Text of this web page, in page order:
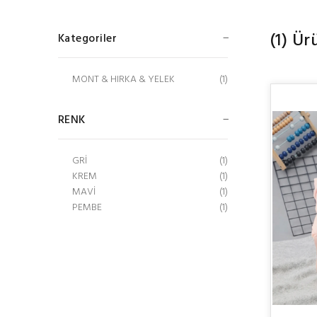
Kategoriler
MONT & HIRKA & YELEK (1)
RENK
GRİ
(1)
KREM
(1)
MAVİ
(1)
PEMBE
(1)
(1)